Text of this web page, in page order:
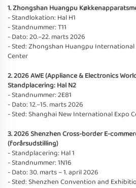
1. Zhongshan Huangpu
- Standlokation: Hal H1
- Standnummer: T11
- Dato: 20.–22. marts 2026
- Sted: Zhongshan Huangpu
Center
2. 2026 AWE (Appliance & Electronics
Standplacering: Hal N2
- Standnummer: 2E81
- Dato: 12.–15. marts 2026
- Sted: Shanghai New International Expo
3. 2026 Shenzhen Cross-border E-
(forårsudstilling)
- Standplacering: Hal 1
- Standnummer: 1N16
- Dato: 30. marts – 1. april 2026
- Sted: Shenzhen Convention and